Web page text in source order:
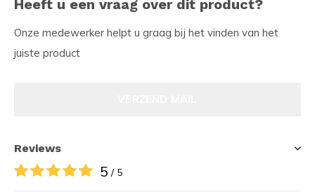
Heeft u een vraag over dit product?
Onze medewerker helpt u graag bij het vinden van het
juiste product
Reviews
5 / 5